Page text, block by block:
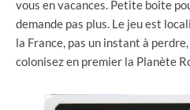
vous en vacances. Petite boite
demande pas plus. Le jeu est
la France, pas un instant à
colonisez en premier la Planète